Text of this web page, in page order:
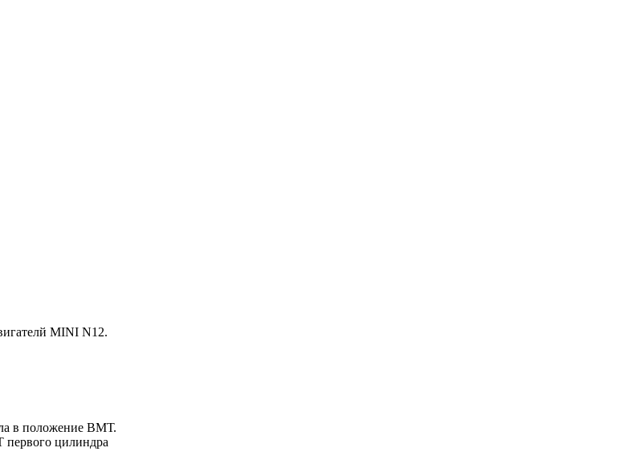
MINI N12.
в положение ВМТ.
цилиндра